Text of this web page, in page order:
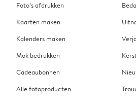
Foto’s afdrukken
Kaarten maken
Kalenders maken
Mok bedrukken
Cadeaubonnen
Alle fotoproducten